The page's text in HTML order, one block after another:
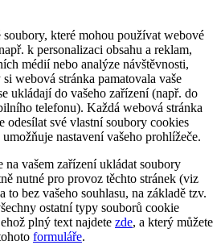
které mohou používat webové
k personalizaci obsahu a reklam,
médií nebo analýze návštěvnosti,
webová stránka pamatovala vaše
ukládají do vašeho zařízení (např. do
telefonu). Každá webová stránka
odesílat své vlastní soubory cookies
nastavení vašeho prohlížeče.
na vašem zařízení ukládat soubory
nutné pro provoz těchto stránek (viz
to bez vašeho souhlasu, na základě tzv.
ostatní typy souborů cookie
plný text najdete zde, a který můžete
formuláře.